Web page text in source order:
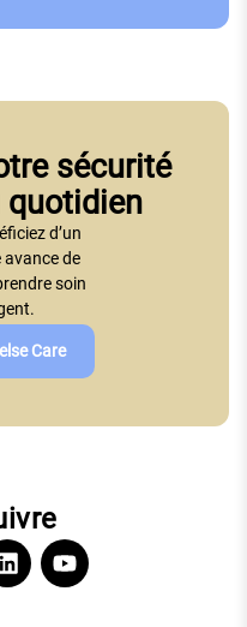
sécurité
quotidien
d’un
avance de
soin
Care